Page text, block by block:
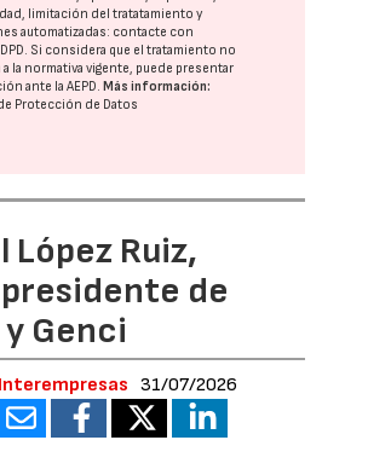
limitación del tratatamiento y
automatizadas: contacte con
. Si considera que el tratamiento no
a la normativa vigente, puede presentar
ante laAEPD. Más información:
Protección de Datos
López Ruiz,
de
Genci
31/07/2026